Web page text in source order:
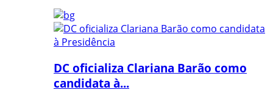
DC oficializa Clariana Barão como
candidata à...